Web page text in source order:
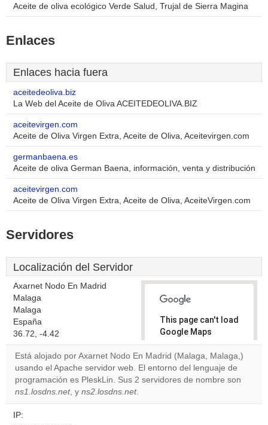
Aceite de oliva ecológico Verde Salud, Trujal de Sierra Magina
Enlaces
Enlaces hacia fuera
aceitedeoliva.biz
La Web del Aceite de Oliva ACEITEDEOLIVA.BIZ
aceitevirgen.com
Aceite de Oliva Virgen Extra, Aceite de Oliva, Aceitevirgen.com
germanbaena.es
Aceite de oliva German Baena, información, venta y distribución
aceitevirgen.com
Aceite de Oliva Virgen Extra, Aceite de Oliva, AceiteVirgen.com
Servidores
Localización del Servidor
Axarnet Nodo En Madrid
Malaga
Malaga
España
36.72, -4.42
This page can't load
Google Maps
correctly.
Do you
own this
OK
Está alojado por Axarnet Nodo En Madrid (Malaga, Malaga,)
usando el Apache servidor web. El entorno del lenguaje de
programación es PleskLin. Sus 2 servidores de nombre son
ns1.losdns.net, y ns2.losdns.net.
IP: